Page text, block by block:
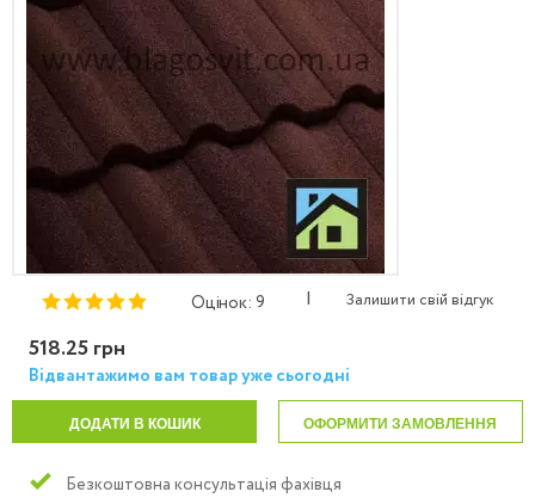
Оцінок: 9 | Залишити свій відгук
518.25 грн
Відвантажимо вам товар уже сьогодні
ДОДАТИ В КОШИК ОФОРМИТИ ЗАМОВЛЕННЯ
Безкоштовна консультація фахівця